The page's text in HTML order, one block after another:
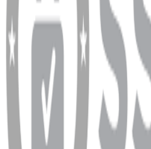
info@dukkanhifi.com 0850 441 40
Çalışma Saatleri: Pazartesi - Cuma